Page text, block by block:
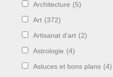
Architecture (5)
Art (372)
Artisanat d'art (2)
Astrologie (4)
Astuces et bons plans (4)